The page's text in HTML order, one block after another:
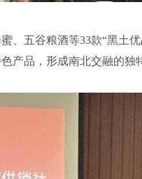
五谷粮酒等33款“黑土
产品，形成南北交融的独